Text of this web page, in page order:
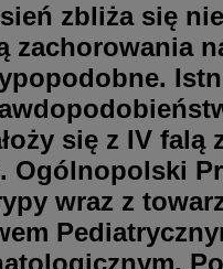
zbliża się
zachorowania
się z IV falą
Ogólnopolski
wraz z